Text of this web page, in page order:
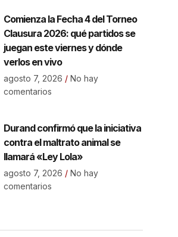
Comienza la Fecha 4 del Torneo
Clausura 2026: qué partidos se
juegan este viernes y dónde
verlos en vivo
agosto 7, 2026 No hay
comentarios
Durand confirmó que la iniciativa
contra el maltrato animal se
llamará «Ley Lola»
agosto 7, 2026 No hay
comentarios